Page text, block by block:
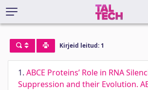
Kirjeid leitud: 1
1. ABCE Proteins’ Role in RNA
Suppression and their Evolution.